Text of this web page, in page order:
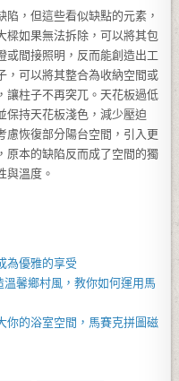
，但這些看似缺點的元素，
樑如果無法拆除，可以將其包
或間接照明，反而能創造出工
，可以將其整合為收納空間或
讓柱子不再突兀。天花板過低
保持天花板淺色，減少壓迫
慮恢復部分陽台空間，引入更
原本的缺陷反而成了空間的獨
與溫度。
為優雅的享受
溫馨鄉村風，教你如何運用 馬
你的浴室空間， 馬賽克拼圖磁